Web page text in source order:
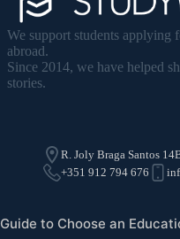
We support students applying
abroad.
Since 2014, we have helped
stories.
R. Joly Braga Santos
+351 912 794 676
Guide to Choose an